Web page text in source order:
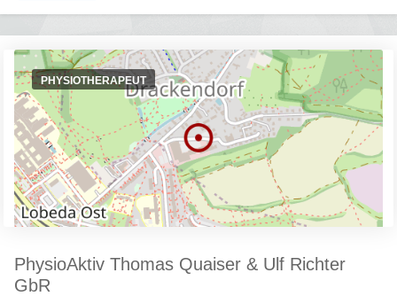
PHYSIOTHERAPEUT
PhysioAktiv Thomas Quaiser & Ulf Richter
GbR